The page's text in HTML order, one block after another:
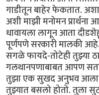
गाडीतून बाहेर फेकतात.
अशी माझी मनोमन
धावायला लागून आता
पूर्णपणे सरकारी मालकी
सगळे फायदे-तोटेही तुझ्या
गलथानपणाबाबत आपण
तुझा एक सुखद अनुभव आला.
तुझ्यात बसलो होतो. तुला